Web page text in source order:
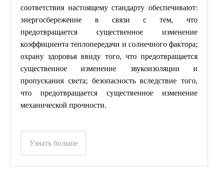
соответствия настоящему стандарту обеспечивают:
энергосбережение в связи с тем, что
предотвращается существенное изменение
коэффициента теплопередачи и солнечного фактора;
охрану здоровья ввиду того, что предотвращается
существенное изменение звукоизоляции и
пропускания света; безопасность вследствие того,
что предотвращается существенное изменение
механической прочности.
Узнать больше